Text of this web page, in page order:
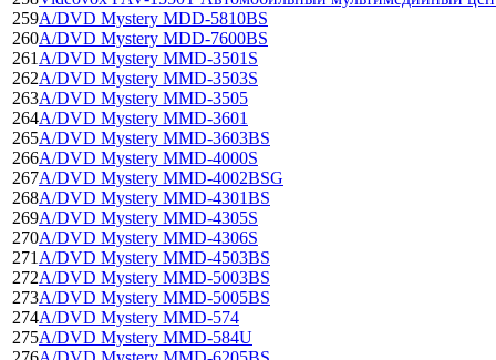
259А/DVD Mystery MDD-5810BS
260А/DVD Mystery MDD-7600BS
261 А/DVD Mystery MMD-3501S
262А/DVD Mystery MMD-3503S
263А/DVD Mystery MMD-3505
264А/DVD Mystery MMD-3601
265А/DVD Mystery MMD-3603BS
266А/DVD Mystery MMD-4000S
267А/DVD Mystery MMD-4002BSG
268А/DVD Mystery MMD-4301BS
269А/DVD Mystery MMD-4305S
270А/DVD Mystery MMD-4306S
271 А/DVD Mystery MMD-4503BS
272А/DVD Mystery MMD-5003BS
273А/DVD Mystery MMD-5005BS
274А/DVD Mystery MMD-574
275А/DVD Mystery MMD-584U